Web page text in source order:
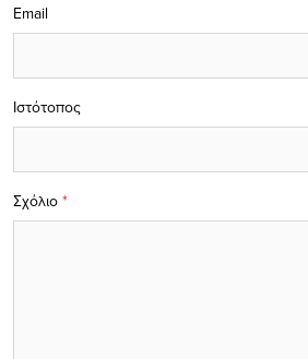
Σχόλιο *
Email
Ιστότοπος